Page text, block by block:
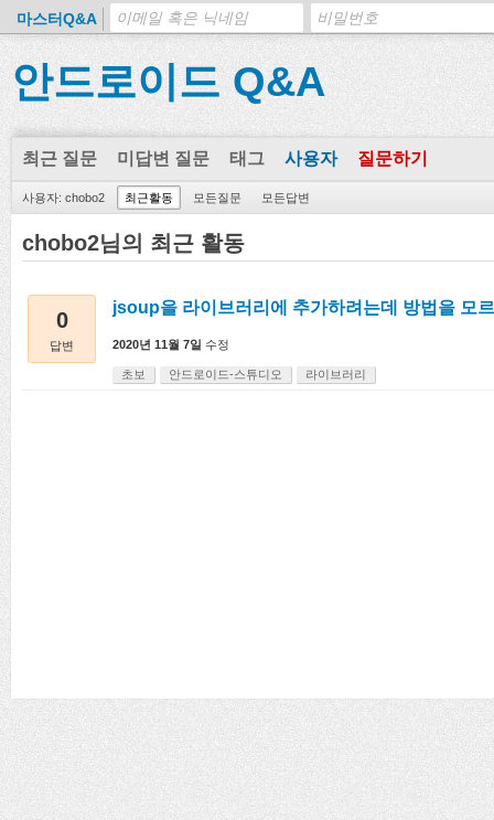
마스터Q&A
안드로이드 Q&A
최근 질문 미답변 질문 태그 사용자 질문하기
사용자: chobo2 최근활동 모든질문 모든답변
chobo2님의 최근 활동
0
답변
jsoup을 라이브러리에 추가하려는데 방법을 모
2020년 11월 7일 수정
초보 안드로이드-스튜디오 라이브러리